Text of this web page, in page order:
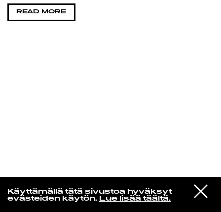
Käyttämällä tätä sivustoa hyväksyt
evästeiden käytön. Lue lisää täältä.
VIESTI
STUDIOON
Litku Klemetti
Funny girl
KIRJAUDU SISÄÄN
READ MORE